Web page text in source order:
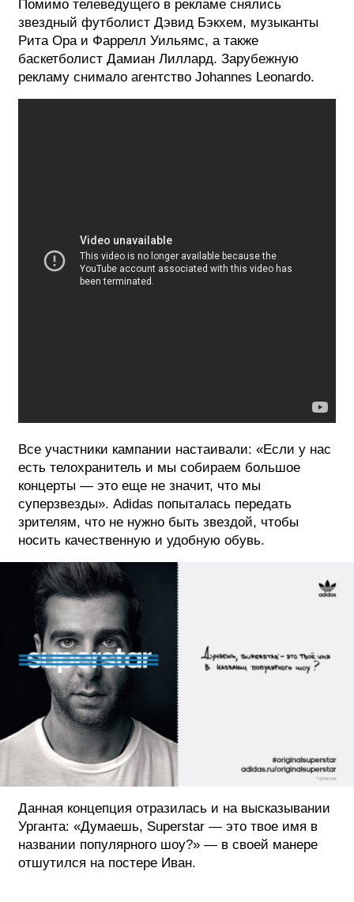
Помимо телеведущего в рекламе снялись
звездный футболист Дэвид Бэкхем, музыканты
Рита Ора и Фаррелл Уильямс, а также
баскетболист Дамиан Лиллард. Зарубежную
рекламу снимало агентство Johannes Leonardo.
Все участники кампании настаивали: «Если у нас
есть телохранитель и мы собираем большое
концерты — это еще не значит, что мы
суперзвезды». Adidas попыталась передать
зрителям, что не нужно быть звездой, чтобы
носить качественную и удобную обувь.
Данная концепция отразилась и на высказывании
Урганта: «Думаешь, Superstar — это твое имя в
названии популярного шоу?» — в своей манере
отшутился на постере Иван.